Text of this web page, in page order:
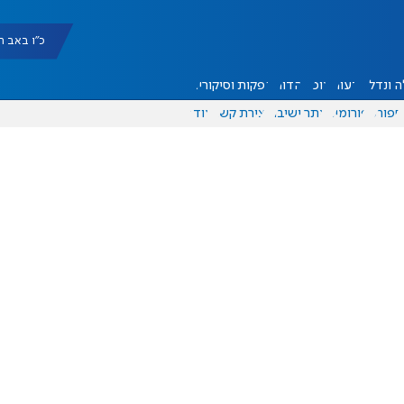
כ"ו באב
ונדל"ן דעות אוכל יהדות הפקות וסיקורים
ספורט פורומים אתר ישיבה יצירת קשר עוד